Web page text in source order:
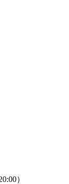
）